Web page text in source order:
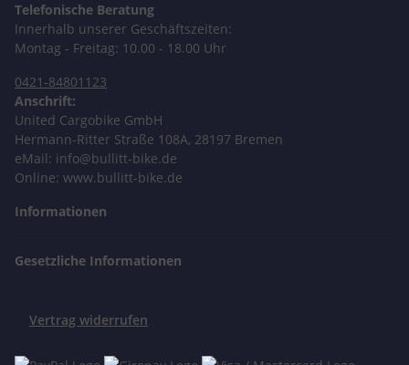
Telefonische Beratung
Innerhalb unserer Geschäftszeiten:
Montag - Freitag: 10.00 - 18.00 Uhr
0421-84801123
Anschrift:
United Cargobike GmbH
Hermann-Ritter Straße 108A, 28197 Bremen
eMail: info@bullitt-bike.de
Online: www.bullitt-bike.de
Informationen
Gesetzliche Informationen
Vertrag widerrufen